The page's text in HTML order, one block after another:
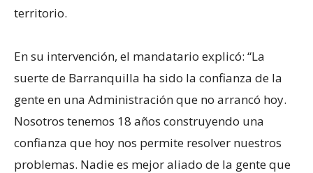
territorio.
En su intervención, el mandatario explicó: “La
suerte de Barranquilla ha sido la confianza de la
gente en una Administración que no arrancó hoy.
Nosotros tenemos 18 años construyendo una
confianza que hoy nos permite resolver nuestros
problemas. Nadie es mejor aliado de la gente que